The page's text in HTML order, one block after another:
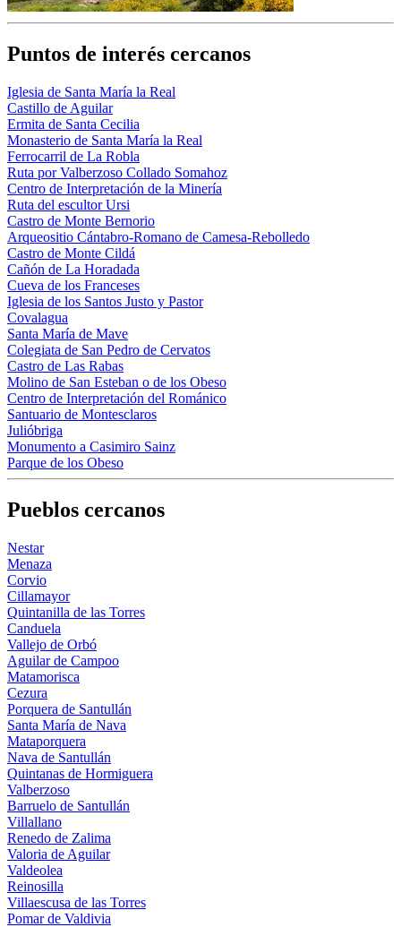
Puntos de interés cercanos
Iglesia de Santa María la Real
Castillo de Aguilar
Ermita de Santa Cecilia
Monasterio de Santa María la Real
Ferrocarril de La Robla
Ruta por Valberzoso Collado Somahoz
Centro de Interpretación de la Minería
Ruta del escultor Ursi
Castro de Monte Bernorio
Arqueositio Cántabro-Romano de Camesa-Rebolledo
Castro de Monte Cildá
Cañón de La Horadada
Cueva de los Franceses
Iglesia de los Santos Justo y Pastor
Covalagua
Santa María de Mave
Colegiata de San Pedro de Cervatos
Castro de Las Rabas
Molino de San Esteban o de los Obeso
Centro de Interpretación del Románico
Santuario de Montesclaros
Julióbriga
Monumento a Casimiro Sainz
Parque de los Obeso
Pueblos cercanos
Nestar
Menaza
Corvio
Cillamayor
Quintanilla de las Torres
Canduela
Vallejo de Orbó
Aguilar de Campoo
Matamorisca
Cezura
Porquera de Santullán
Santa María de Nava
Mataporquera
Nava de Santullán
Quintanas de Hormiguera
Valberzoso
Barruelo de Santullán
Villallano
Renedo de Zalima
Valoria de Aguilar
Valdeolea
Reinosilla
Villaescusa de las Torres
Pomar de Valdivia